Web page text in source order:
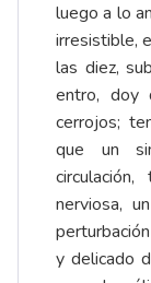
luego a lo
irresistible,
las diez,
entro,
cerrojos;
que un
nerviosa,
y delicado